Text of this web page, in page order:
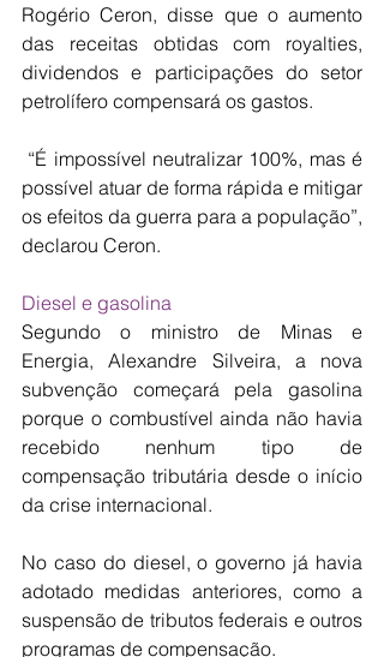
Rogério Ceron, disse que o aumento
das receitas obtidas com royalties,
dividendos e participações do setor
petrolífero compensará os gastos.
“É impossível neutralizar 100%, mas é
possível atuar de forma rápida e mitigar
os efeitos da guerra para a população”,
declarou Ceron.
Diesel e gasolina
Segundo o ministro de Minas e
Energia, Alexandre Silveira, a nova
subvenção começará pela gasolina
porque o combustível ainda não havia
recebido nenhum tipo de
compensação tributária desde o início
da crise internacional.
No caso do diesel, o governo já havia
adotado medidas anteriores, como a
suspensão de tributos federais e outros
programas de compensação.